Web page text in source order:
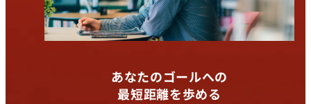
あなたのゴールへの
最短距離を歩める